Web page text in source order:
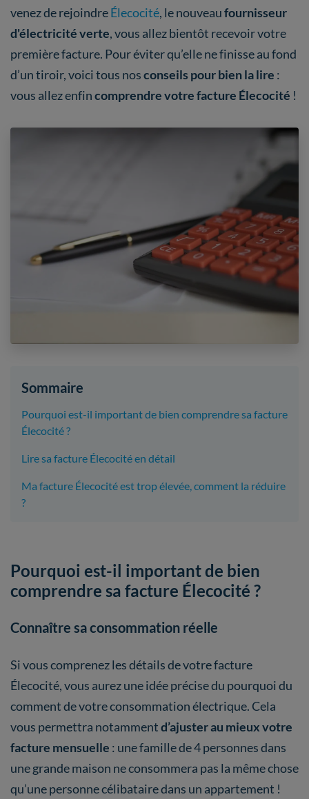
venez de rejoindreÉlecocité, le nouveaufournisseur
d'électricité verte, vous allez bientôt recevoir votre
première facture. Pour éviter qu’elle ne finisse au fond
d’un tiroir, voici tous nosconseils pour bien la lire :
vous allez enfincomprendre votre facture Élecocité !
Sommaire
Pourquoi est-il important de bien comprendre sa facture
Élecocité ?
Lire sa facture Élecocité en détail
Ma facture Élecocité est trop élevée, comment la réduire
?
Pourquoi est-il important de bien
comprendre sa facture Élecocité ?
Connaître sa consommation réelle
Si vous comprenez les détails de votre facture
Élecocité, vous aurez une idée précise du pourquoi du
comment de votre consommation électrique. Cela
vous permettra notammentd’ajuster au mieux votre
facture mensuelle : une famille de 4 personnes dans
une grande maison ne consommera pas la même chose
qu’une personne célibataire dans un appartement !